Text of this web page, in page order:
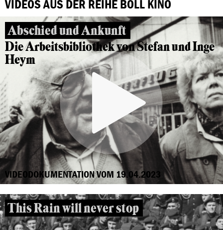
VIDEOS AUS DER REIHE BÖLL KINO
Abschied und Ankunft
Die Arbeitsbibliothek von Stefan und Inge
Heym
VIDEODOKUMENTATION VOM 19.04.2023
This Rain will never stop